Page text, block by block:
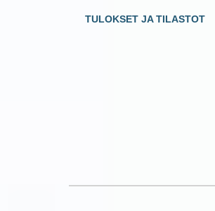
TULOKSET JA TILASTOT